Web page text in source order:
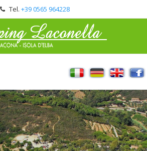
Tel. +39 0565 964228